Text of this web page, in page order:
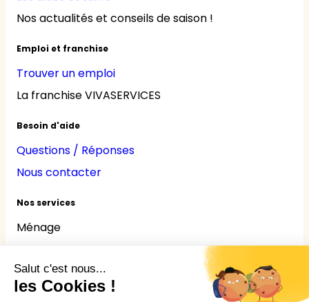
Nos actualités et conseils de saison !
Emploi et franchise
Trouver un emploi
La franchise VIVASERVICES
Besoin d'aide
Questions / Réponses
Nous contacter
Nos services
Ménage
Jardinage
Bricolage